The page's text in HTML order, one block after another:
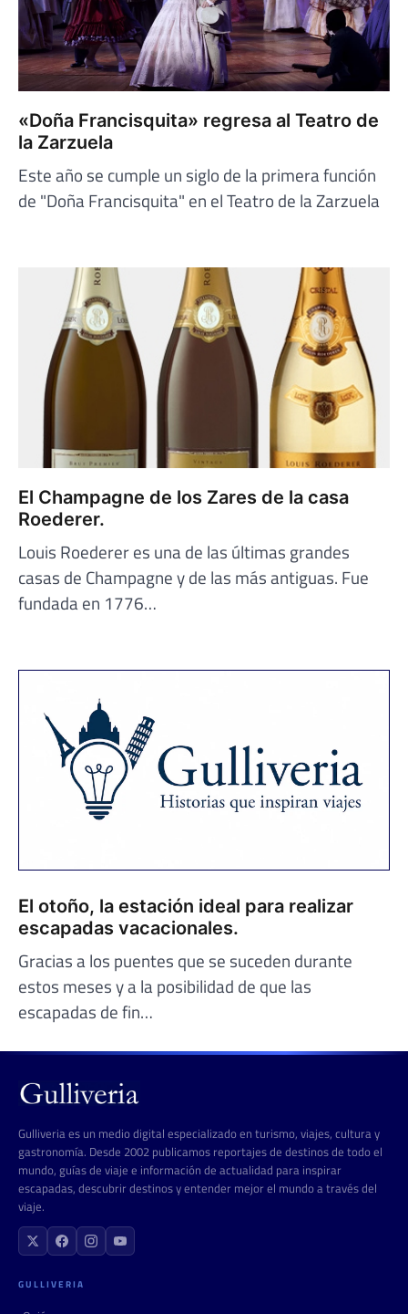
«Doña Francisquita» regresa al Teatro de
la Zarzuela
Este año se cumple un siglo de la primera función
de "Doña Francisquita" en el Teatro de la Zarzuela
El Champagne de los Zares de la casa
Roederer.
Louis Roederer es una de las últimas grandes
casas de Champagne y de las más antiguas. Fue
fundada en 1776…
El otoño, la estación ideal para realizar
escapadas vacacionales.
Gracias a los puentes que se suceden durante
estos meses y a la posibilidad de que las
escapadas de fin…
Gulliveria es un medio digital especializado en turismo, viajes, cultura y
gastronomía. Desde 2002 publicamos reportajes de destinos de todo el
mundo, guías de viaje e información de actualidad para inspirar
escapadas, descubrir destinos y entender mejor el mundo a través del
viaje.
GULLIVERIA